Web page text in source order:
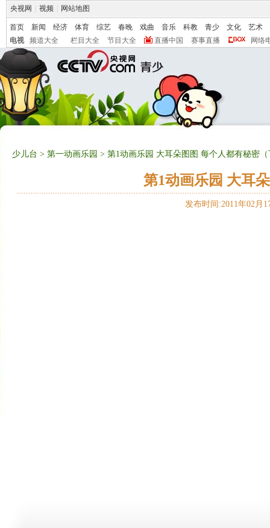
央视网 视频 网站地图
首页 新闻 经济 体育 综艺 春晚 戏曲 音乐 科教 青少 文化
艺术
电视
频道大全 栏目大全 节目大全 直播中国 赛事直播 网络
少儿台 > 第一动画乐园 > 第1动画乐园 大耳朵图图 每个人都有秘密（
第1动画乐园 大耳
发布时间:2011年02月